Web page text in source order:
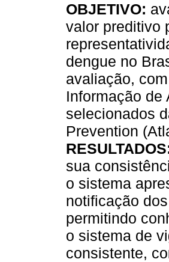
OBJETIVO:
valor preditivo
dengue no
avaliação,
Informação de
selecionados
Prevention
sua
o sistema
notificação
permitindo
o sistema de
consistente,